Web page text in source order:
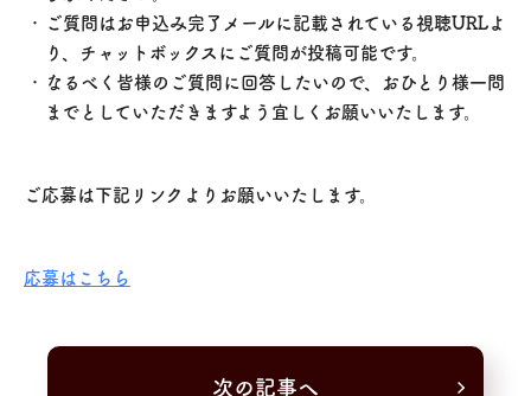
ご質問はお申込み完了メールに記載されている視聴URLよ
り、チャットボックスにご質問が投稿可能です。
なるべく皆様のご質問に回答したいので、おひとり様一問
までとしていただきますよう宜しくお願いいたします。
ご応募は下記リンクよりお願いいたします。
応募はこちら
次の記事へ